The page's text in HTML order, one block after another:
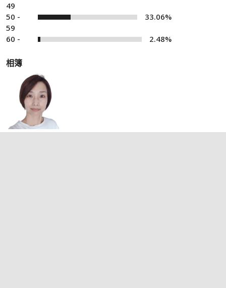
49
50 -
59
33.06%
60 - 2.48%
相簿